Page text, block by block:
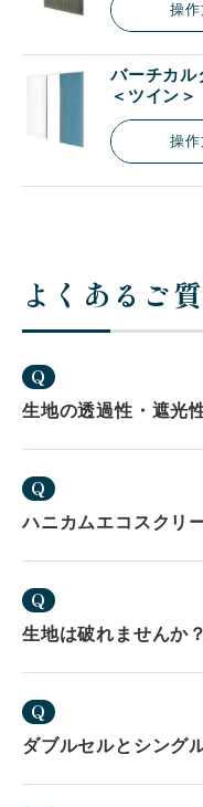
操
バーチカル
＜ツイン＞
操
よくあるご
Q
生地の透過性・遮光
Q
ハニカムエコスクリ
Q
生地は破れませんか？
Q
ダブルセルとシング